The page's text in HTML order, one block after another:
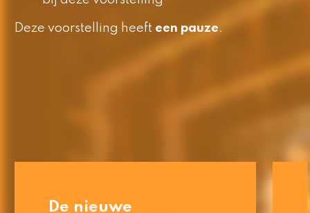
Deze voorstelling heeft een pauze.
De vernieuwde